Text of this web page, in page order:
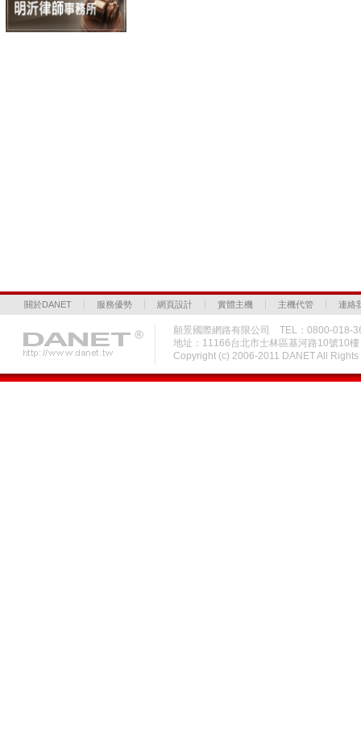
關於DANET 服務優勢 網頁設計 實體主機 主機代管 連絡
願景國際網路有限公司 TEL：0800-018-
地址：11166台北市士林區基河路10號10
Copyright (c) 2006-2011 DANET All